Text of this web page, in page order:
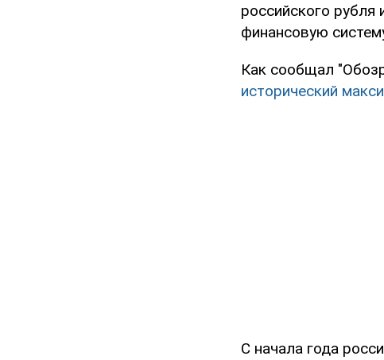
российского рубля
финансовую
Как сообщал
исторический
С начала года